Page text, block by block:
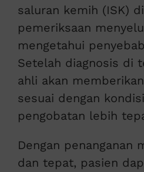
saluran kemih (ISK)
pemeriksaan
mengetahui
Setelah diagnosis di
ahli akan
sesuai dengan
pengobatan lebih
Dengan penanganan
dan tepat, pasien